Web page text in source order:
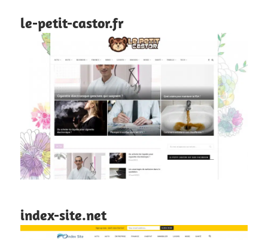
le-petit-castor.fr
index-site.net